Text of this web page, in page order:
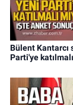
Bülent Kantarcı
Parti'ye katılmalı